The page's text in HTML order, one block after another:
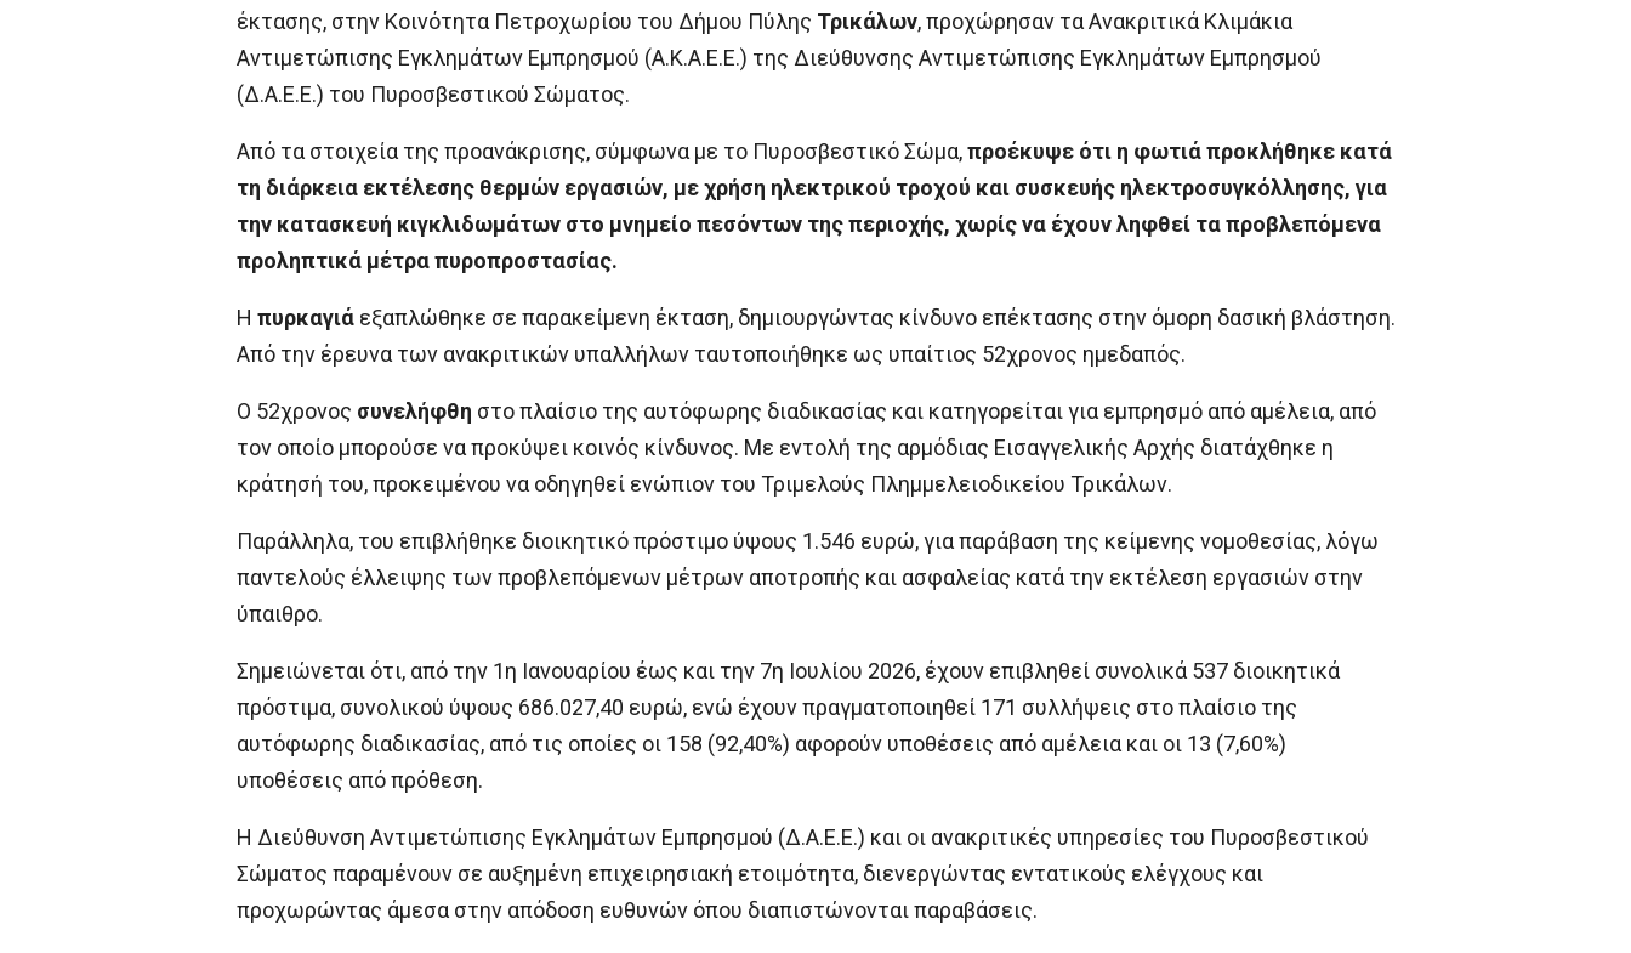
έκτασης, στην Κοινότητα Πετροχωρίου του Δήμου Πύλης Τρικάλων, προχώρησαν τα Ανακριτικά Κλιμάκια
Αντιμετώπισης Εγκλημάτων Εμπρησμού (Α.Κ.Α.Ε.Ε.) της Διεύθυνσης Αντιμετώπισης Εγκλημάτων Εμπρησμού
(Δ.Α.Ε.Ε.) του Πυροσβεστικού Σώματος.
Από τα στοιχεία της προανάκρισης, σύμφωνα με το Πυροσβεστικό Σώμα,προέκυψε ότι η φωτιά προκλήθηκε κατά
τη διάρκεια εκτέλεσης θερμών εργασιών, με χρήση ηλεκτρικού τροχού και συσκευής ηλεκτροσυγκόλλησης, για
την κατασκευή κιγκλιδωμάτων στο μνημείο πεσόντων της περιοχής, χωρίς να έχουν ληφθεί τα προβλεπόμενα
προληπτικά μέτρα πυροπροστασίας.
Η πυρκαγιά εξαπλώθηκε σε παρακείμενη έκταση, δημιουργώντας κίνδυνο επέκτασης στην όμορη δασική βλάστηση.
Από την έρευνα των ανακριτικών υπαλλήλων ταυτοποιήθηκε ως υπαίτιος 52χρονος ημεδαπός.
Ο 52χρονος συνελήφθη στο πλαίσιο της αυτόφωρης διαδικασίας και κατηγορείται για εμπρησμό από αμέλεια, από
τον οποίο μπορούσε να προκύψει κοινός κίνδυνος. Με εντολή της αρμόδιας Εισαγγελικής Αρχής διατάχθηκε η
κράτησή του, προκειμένου να οδηγηθεί ενώπιον του Τριμελούς Πλημμελειοδικείου Τρικάλων.
Παράλληλα, του επιβλήθηκε διοικητικό πρόστιμο ύψους 1.546 ευρώ, για παράβαση της κείμενης νομοθεσίας, λόγω
παντελούς έλλειψης των προβλεπόμενων μέτρων αποτροπής και ασφαλείας κατά την εκτέλεση εργασιών στην
ύπαιθρο.
Σημειώνεται ότι, από την 1η Ιανουαρίου έως και την 7η Ιουλίου 2026, έχουν επιβληθεί συνολικά 537 διοικητικά
πρόστιμα, συνολικού ύψους 686.027,40 ευρώ, ενώ έχουν πραγματοποιηθεί 171 συλλήψεις στο πλαίσιο της
αυτόφωρης διαδικασίας, από τις οποίες οι 158 (92,40%) αφορούν υποθέσεις από αμέλεια και οι 13 (7,60%)
υποθέσεις από πρόθεση.
Η Διεύθυνση Αντιμετώπισης Εγκλημάτων Εμπρησμού (Δ.Α.Ε.Ε.) και οι ανακριτικές υπηρεσίες του Πυροσβεστικού
Σώματος παραμένουν σε αυξημένη επιχειρησιακή ετοιμότητα, διενεργώντας εντατικούς ελέγχους και
προχωρώντας άμεσα στην απόδοση ευθυνών όπου διαπιστώνονται παραβάσεις.